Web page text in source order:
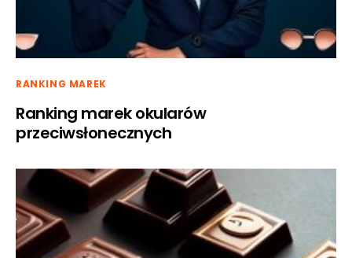
RANKING MAREK
Ranking marek okularów
przeciwsłonecznych